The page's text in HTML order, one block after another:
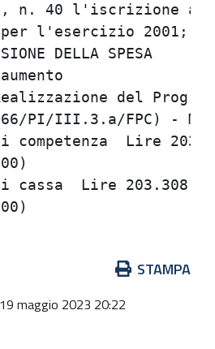
n. 40
DI
Realizzazione del
PI/
di
di
STAMPA
19 maggio 2023 20:22